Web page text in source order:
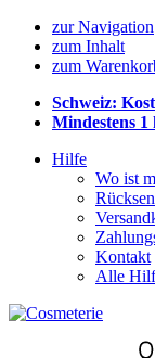
zur Navigation
zum Inhalt
zum
Schweiz:
Mindestens 1
Hilfe
Wo ist
Kontakt
Alle